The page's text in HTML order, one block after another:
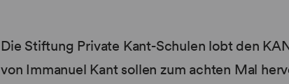
Die Stiftung Private Kant-Schulen lobt den
von Immanuel Kant sollen zum achten Mal